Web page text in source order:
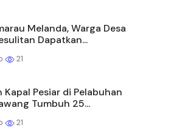
Melanda, Warga Desa
Dapatkan...
21
Kapal Pesiar di Pelabuhan
Tumbuh 25...
21